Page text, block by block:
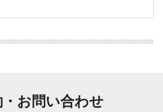
・お問い合わせ